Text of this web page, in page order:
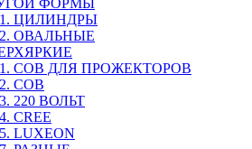
ФОРМЫ
1. ЦИЛИНДРЫ
2. ОВАЛЬНЫЕ
1. COB ДЛЯ ПРОЖЕКТОРОВ
2. COB
3. 220 ВОЛЬТ
4. CREE
5. LUXEON